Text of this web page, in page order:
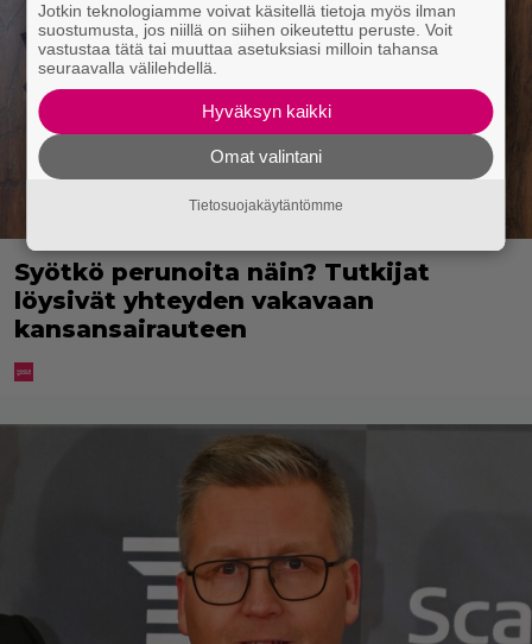
Syötkö perunoita näin? Tutkijat
löysivät yhteyden vakavaan
kansansairauteen
Jotkin teknologiamme voivat käsitellä tietoja myös ilman
suostumusta, jos niillä on siihen oikeutettu peruste. Voit
vastustaa tätä tai muuttaa asetuksiasi milloin tahansa
seuraavalla välilehdellä.
Hyväksyn kaikki
Omat valintani
Tietosuojakäytäntömme